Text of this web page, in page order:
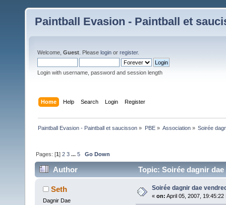
Paintball Evasion - Paintball et
Welcome, Guest . Please login or register.
Login with username, password and session length
Home Help Search Login Register
Paintball Evasion - Paintball et saucisson » PBE» Association» Soirée
Pages: [1]2 3 ...5 Go Down
Author Topic: Soirée dagnir
Seth
Dagnir Dae
Soirée dagnir dae
« on: April 05, 2007, 19:45:22